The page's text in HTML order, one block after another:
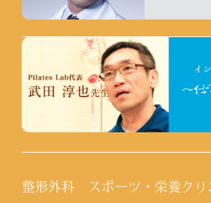
整形外科 スポーツ・栄養クリ